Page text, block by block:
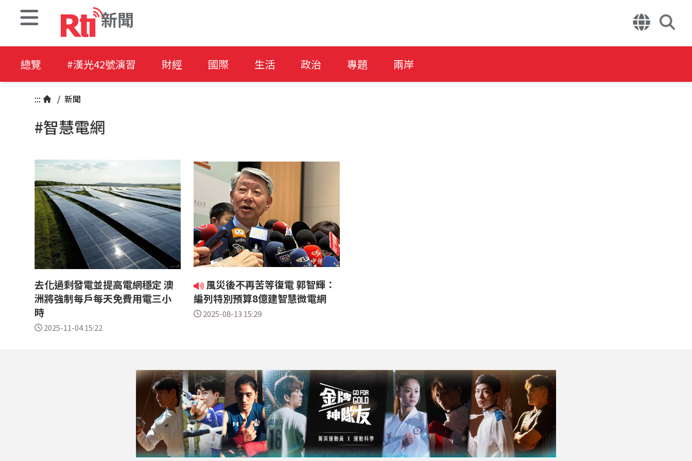
新聞
總覽 #漢光42號演習 財經 國際 生活 政治 專題 兩岸
::: / 新聞
#智慧電網
去化過剩發電並提高電網穩定 澳
洲將強制每戶每天免費用電三小
時
2025-11-04 15:22
風災後不再苦等復電 郭智輝：
編列特別預算8億建智慧微電網
2025-08-13 15:29